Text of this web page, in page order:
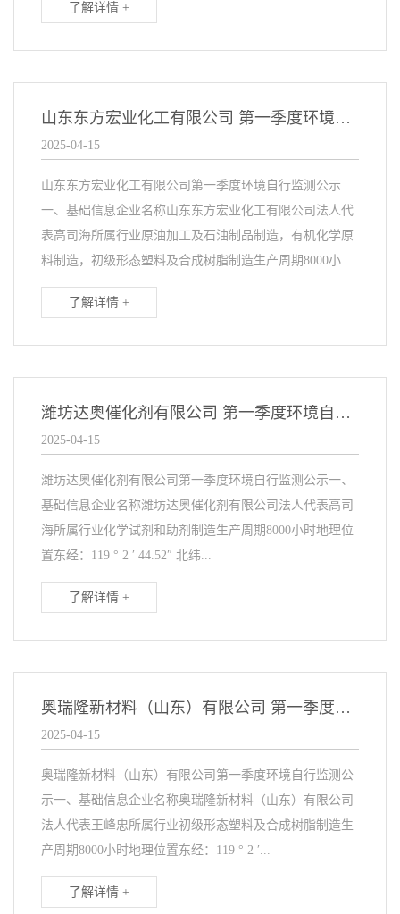
了解详情 +
山东东方宏业化工有限公司 第一季度环境自行监测公示
2025-04-15
山东东方宏业化工有限公司第一季度环境自行监测公示
一、基础信息企业名称山东东方宏业化工有限公司法人代
表高司海所属行业原油加工及石油制品制造，有机化学原
料制造，初级形态塑料及合成树脂制造生产周期8000小...
了解详情 +
潍坊达奥催化剂有限公司 第一季度环境自行监测公示
2025-04-15
潍坊达奥催化剂有限公司第一季度环境自行监测公示一、
基础信息企业名称潍坊达奥催化剂有限公司法人代表高司
海所属行业化学试剂和助剂制造生产周期8000小时地理位
置东经：119 ° 2 ′ 44.52″ 北纬...
了解详情 +
奥瑞隆新材料（山东）有限公司 第一季度环境自行监测公示
2025-04-15
奥瑞隆新材料（山东）有限公司第一季度环境自行监测公
示一、基础信息企业名称奥瑞隆新材料（山东）有限公司
法人代表王峰忠所属行业初级形态塑料及合成树脂制造生
产周期8000小时地理位置东经：119 ° 2 ′...
了解详情 +